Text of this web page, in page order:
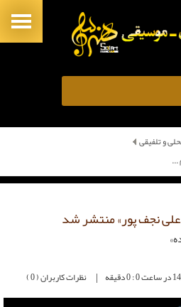
و تلفیقی
...
نجف پور» منتشر شد
| نظرات کاربران ( 0 )